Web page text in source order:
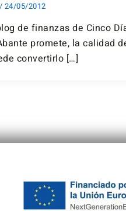
/ 24/05/2012
de finanzas de Cinco
promete, la calidad
convertirlo […]